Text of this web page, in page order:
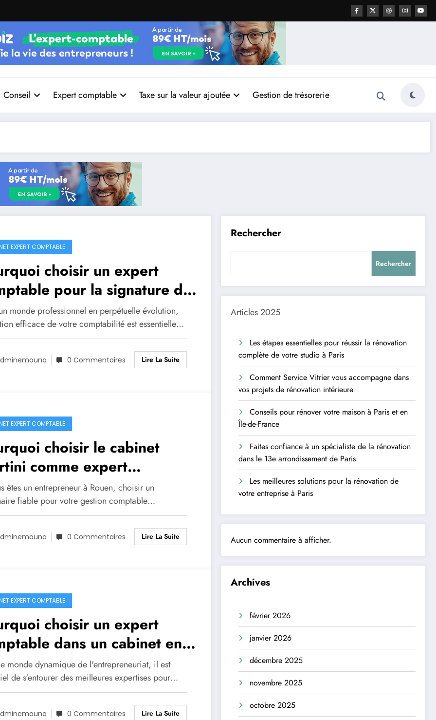
Conseil Expert comptable Taxe sur la valeur ajoutée Gestion de trésorerie
EXPERT COMPTABLE
choisir un expert
pour la signature de
cabinet ?
monde professionnel en perpétuelle évolution,
efficace de votre comptabilité est essentielle…
0 Commentaires Lire La Suite
EXPERT COMPTABLE
choisir le cabinet
comme expert
à Rouen
êtes un entrepreneur à Rouen, choisir un
fiable pour votre gestion comptable…
0 Commentaires Lire La Suite
EXPERT COMPTABLE
choisir un expert
dans un cabinet en
?
monde dynamique de l'entrepreneuriat, il est
de s'entourer des meilleures expertises pour…
0 Commentaires Lire La Suite
Rechercher
Rechercher
Articles 2025
Les étapes essentielles pour réussir la rénovation
complète de votre studio à Paris
Comment Service Vitrier vous accompagne dans
vos projets de rénovation intérieure
Conseils pour rénover votre maison à Paris et en
Île-de-France
Faites confiance à un spécialiste de la rénovation
dans le 13e arrondissement de Paris
Les meilleures solutions pour la rénovation de
votre entreprise à Paris
Aucun commentaire à afficher.
Archives
février 2026
janvier 2026
décembre 2025
novembre 2025
octobre 2025